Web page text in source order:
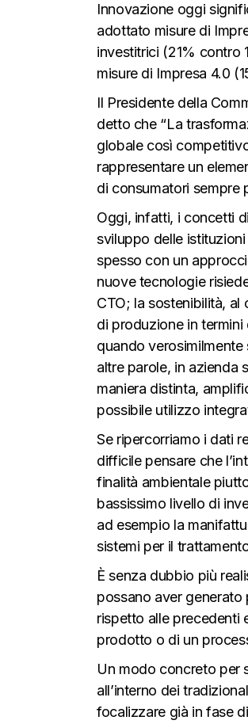
Innovazione oggi
adottato misure di
investitrici (21% contro
misure di Impresa 4.0
Il Presidente della
detto che “La
globale così
rappresentare un
di consumatori sempre
Oggi, infatti, i concetti
sviluppo delle
spesso con un
nuove tecnologie
CTO; la sostenibilità,
di produzione in
quando
altre parole, in azienda
maniera distinta,
possibile utilizzo
Se ripercorriamo i dati
difficile pensare che
finalità ambientale
bassissimo livello di
ad esempio la
sistemi per il
È senza dubbio più
possano aver generato
rispetto alle precedenti
prodotto o di un
Un modo concreto per
all’interno dei
focalizzare già in fase